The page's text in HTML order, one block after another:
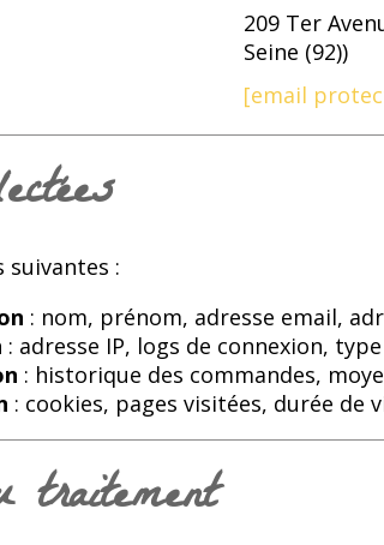
209 Ter
Seine (92))
[email
suivantes :
: nom, prénom, adresse email,
: adresse IP, logs de connexion,
: historique des commandes,
: cookies, pages visitées, durée de